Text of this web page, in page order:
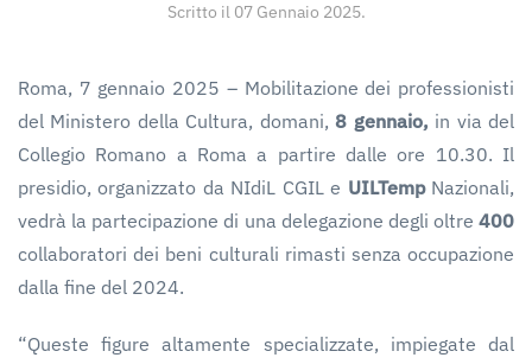
Scritto il 07 Gennaio 2025.
Roma, 7 gennaio 2025 – Mobilitazione dei professionisti
del Ministero della Cultura, domani,8 gennaio, in via del
Collegio Romano a Roma a partire dalle ore 10.30. Il
presidio, organizzato da NIdiL CGIL e UILTempNazionali,
vedrà la partecipazione di una delegazione degli oltre 400
collaboratori dei beni culturali rimasti senza occupazione
dalla fine del 2024.
“Queste figure altamente specializzate, impiegate dal